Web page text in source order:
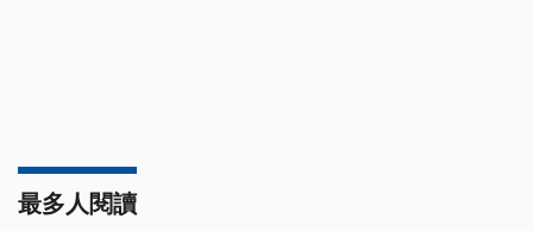
最多人閱讀